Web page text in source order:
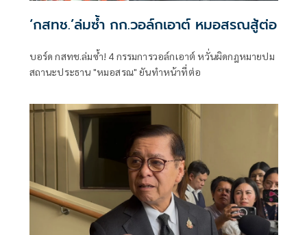
‘กสทช.’ล่มซํ้า กก.วอล์กเอาต์ หมอสรณสู้ต่อ
บอร์ด กสทช.ล่มซ้ำ! 4 กรรมการวอล์กเอาต์ หวั่นผิดกฎหมายปม
สถานะประธาน "หมอสรณ" ยันทำหน้าที่ต่อ